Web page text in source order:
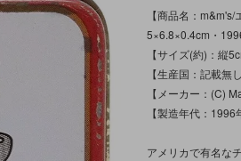
【商品名：
5×6.8×0.4cm・
【サイズ(約)：縦
【生産国：記載無し
【メーカー：(C)
【製造年代：1996
アメリカで有名な